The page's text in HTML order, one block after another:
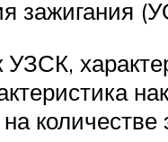
зажигания
УЗСК,
количестве